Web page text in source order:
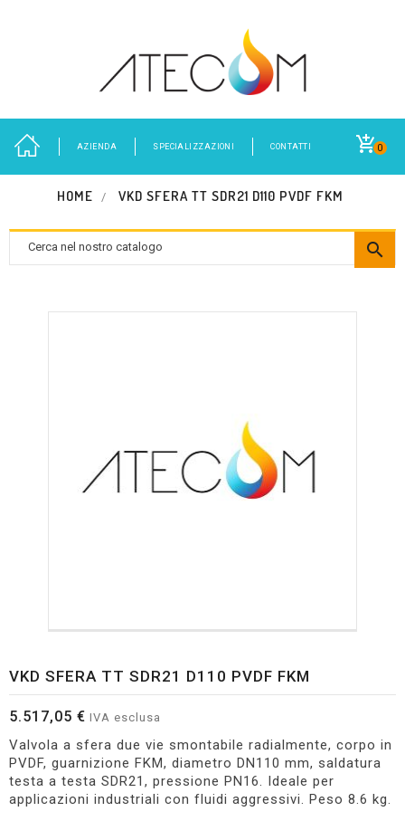
0
AZIENDA SPECIALIZZAZIONI CONTATTI
HOME VKD SFERA TT SDR21 D110 PVDF FKM

VKD SFERA TT SDR21 D110 PVDF FKM
5.517,05 € IVA esclusa
Valvola a sfera due vie smontabile radialmente, corpo in
PVDF, guarnizione FKM, diametro DN110 mm, saldatura
testa a testa SDR21, pressione PN16. Ideale per
applicazioni industriali con fluidi aggressivi. Peso 8.6 kg.